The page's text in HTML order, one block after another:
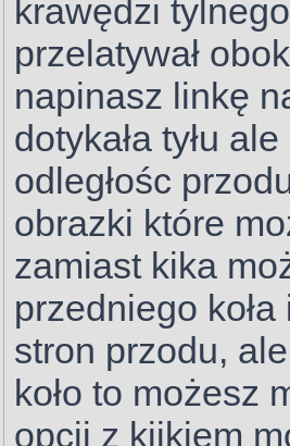
krawędzi
przelatywał
napinasz linkę
dotykała tyłu
odległośc
obrazki które
zamiast kika
przedniego
stron przodu,
koło to możesz
opcji z kijkiem